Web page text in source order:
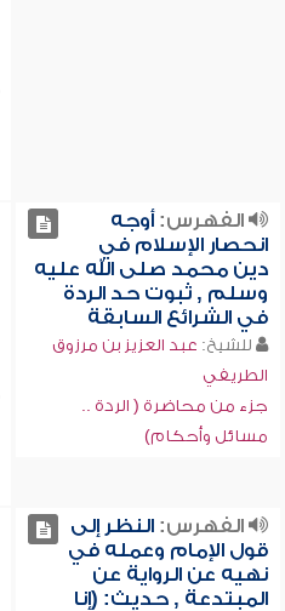
الفهرس:أوجه
انحصار الإسلام في
دين محمد صلى الله عليه
وسلم , ثبوت حد الردة
في الشرائع السابقة
للشيخ: عبد العزيز بن مرزوق
الطريفي
جزء من محاضرة ( الردة ..
مسائل وأحكام)
الفهرس:النظر إلى
قول الإمام وعمله في
نهيه عن الرواية عن
المبتدعة , حديث: (إنا